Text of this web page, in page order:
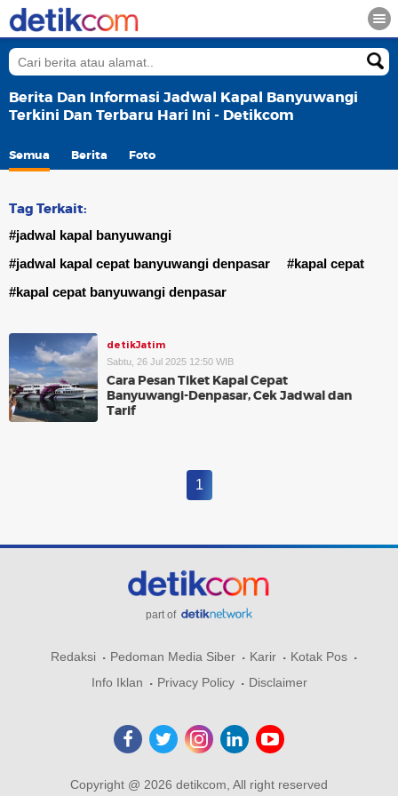
Berita Dan Informasi Jadwal Kapal Banyuwangi
Terkini Dan Terbaru Hari Ini - Detikcom
Semua Berita Foto
Tag Terkait:
#jadwal kapal banyuwangi
#jadwal kapal cepat banyuwangi denpasar
#kapal cepat
#kapal cepat banyuwangi denpasar
detikJatim
Sabtu, 26 Jul 2025 12:50 WIB
Cara Pesan Tiket Kapal Cepat
Banyuwangi-Denpasar, Cek Jadwal dan
Tarif
1
part of
Redaksi Pedoman Media Siber Karir
Kotak Pos
Info Iklan
Privacy Policy Disclaimer
Copyright @ 2026 detikcom, All right reserved